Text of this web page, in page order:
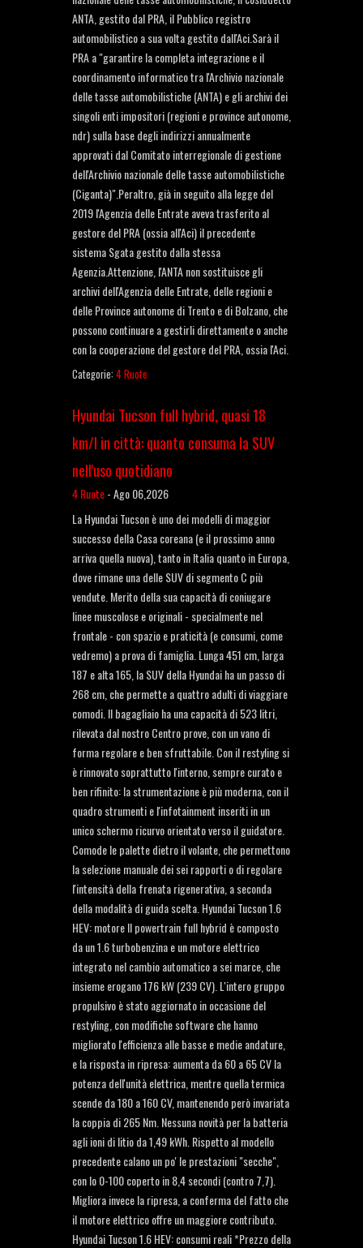
ANTA, gestito dal PRA, il Pubblico registro
automobilistico a sua volta gestito dall'Aci.Sarà il
PRA a "garantire la completa integrazione e il
coordinamento informatico tra l'Archivio nazionale
delle tasse automobilistiche (ANTA) e gli archivi dei
singoli enti impositori (regioni e province autonome,
ndr) sulla base degli indirizzi annualmente
approvati dal Comitato interregionale di gestione
dell'Archivio nazionale delle tasse automobilistiche
(Ciganta)".Peraltro, già in seguito alla legge del
2019 l'Agenzia delle Entrate aveva trasferito al
gestore del PRA (ossia all'Aci) il precedente
sistema Sgata gestito dalla stessa
Agenzia.Attenzione, l'ANTA non sostituisce gli
archivi dell'Agenzia delle Entrate, delle regioni e
delle Province autonome di Trento e di Bolzano, che
possono continuare a gestirli direttamente o anche
con la cooperazione del gestore del PRA, ossia l'Aci.
Categorie: 4 Ruote
Hyundai Tucson full hybrid, quasi 18
km/l in città: quanto consuma la SUV
nell'uso quotidiano
4 Ruote-Ago 06,2026
La Hyundai Tucson è uno dei modelli di maggior
successo della Casa coreana (e il prossimo anno
arriva quella nuova), tanto in Italia quanto in Europa,
dove rimane una delle SUV di segmento C più
vendute. Merito della sua capacità di coniugare
linee muscolose e originali - specialmente nel
frontale - con spazio e praticità (e consumi, come
vedremo) a prova di famiglia. Lunga 451 cm, larga
187 e alta 165, la SUV della Hyundai ha un passo di
268 cm, che permette a quattro adulti di viaggiare
comodi. Il bagagliaio ha una capacità di 523 litri,
rilevata dal nostro Centro prove, con un vano di
forma regolare e ben sfruttabile. Con il restyling si
è rinnovato soprattutto l'interno, sempre curato e
ben rifinito: la strumentazione è più moderna, con il
quadro strumenti e l'infotainment inseriti in un
unico schermo ricurvo orientato verso il guidatore.
Comode le palette dietro il volante, che permettono
la selezione manuale dei sei rapporti o di regolare
l'intensità della frenata rigenerativa, a seconda
della modalità di guida scelta. Hyundai Tucson 1.6
HEV: motore Il powertrain full hybrid è composto
da un 1.6 turbobenzina e un motore elettrico
integrato nel cambio automatico a sei marce, che
insieme erogano 176 kW (239 CV). L'intero gruppo
propulsivo è stato aggiornato in occasione del
restyling, con modifiche software che hanno
migliorato l'efficienza alle basse e medie andature,
e la risposta in ripresa: aumenta da 60 a 65 CV la
potenza dell'unità elettrica, mentre quella termica
scende da 180 a 160 CV, mantenendo però invariata
la coppia di 265 Nm. Nessuna novità per la batteria
agli ioni di litio da 1,49 kWh. Rispetto al modello
precedente calano un po' le prestazioni "secche",
con lo 0-100 coperto in 8,4 secondi (contro 7,7).
Migliora invece la ripresa, a conferma del fatto che
il motore elettrico offre un maggiore contributo.
Hyundai Tucson 1.6 HEV: consumi reali *Prezzo della